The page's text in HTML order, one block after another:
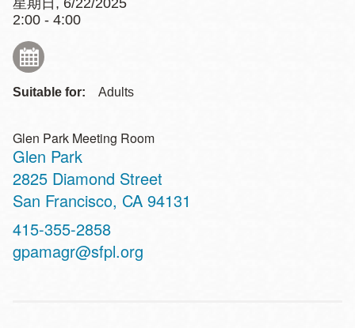
星期日, 6/22/2025
2:00 - 4:00
Suitable for: Adults
Glen Park Meeting Room
Glen Park
Address
2825 Diamond Street
San Francisco, CA 94131
Contact
Telephone
415-355-2858
gpamagr@sfpl.org